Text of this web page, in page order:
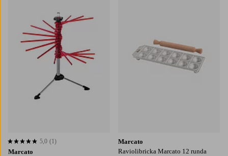
Marcato
5,0 baserat på 1 st betyg
5,0 (1)
Marcato
Raviolibricka Marcato 12 runda